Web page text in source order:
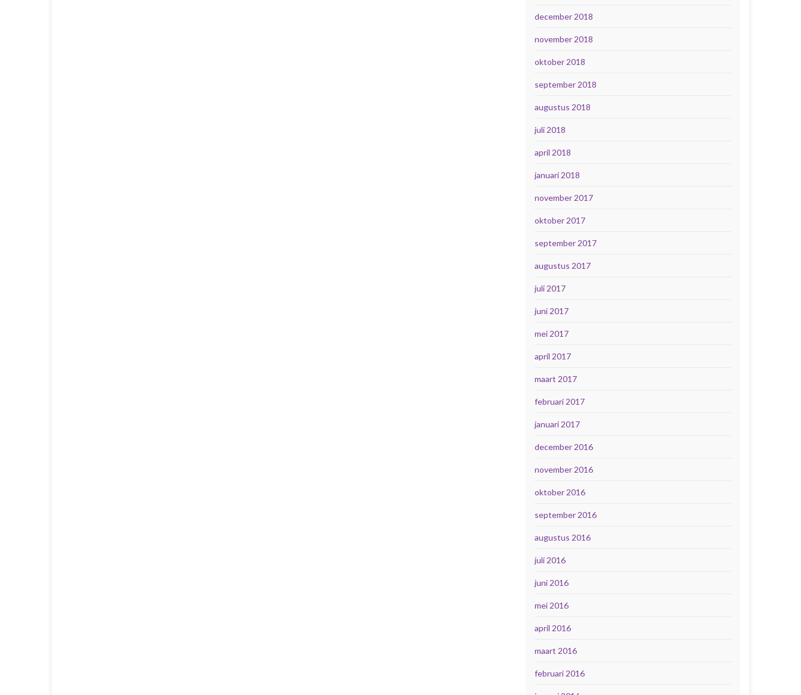
december 2018
november 2018
oktober 2018
september 2018
augustus 2018
juli 2018
april 2018
januari 2018
november 2017
oktober 2017
september 2017
augustus 2017
juli 2017
juni 2017
mei 2017
april 2017
maart 2017
februari 2017
januari 2017
december 2016
november 2016
oktober 2016
september 2016
augustus 2016
juli 2016
juni 2016
mei 2016
april 2016
maart 2016
februari 2016